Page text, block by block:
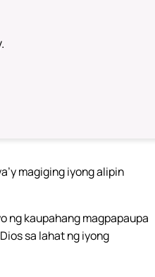
magiging iyong alipin
ng kaupahang magpapaupa
sa lahat ng iyong